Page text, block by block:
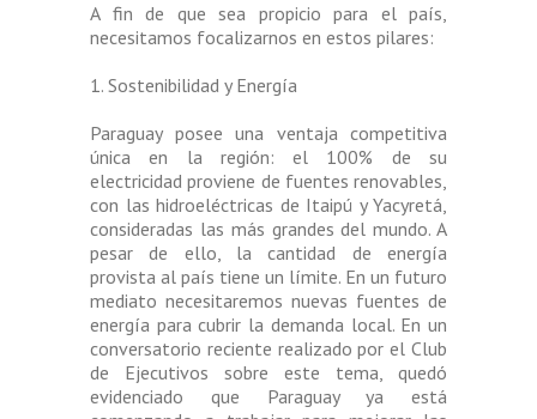
A fin de que sea propicio para el país,
necesitamos focalizarnos en estos pilares:
1. Sostenibilidad y Energía
Paraguay posee una ventaja competitiva
única en la región: el 100% de su
electricidad proviene de fuentes renovables,
con las hidroeléctricas de Itaipú y Yacyretá,
consideradas las más grandes del mundo. A
pesar de ello, la cantidad de energía
provista al país tiene un límite. En un futuro
mediato necesitaremos nuevas fuentes de
energía para cubrir la demanda local. En un
conversatorio reciente realizado por el Club
de Ejecutivos sobre este tema, quedó
evidenciado que Paraguay ya está